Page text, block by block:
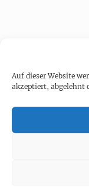
Auf dieser Website
akzeptiert, abgelehnt